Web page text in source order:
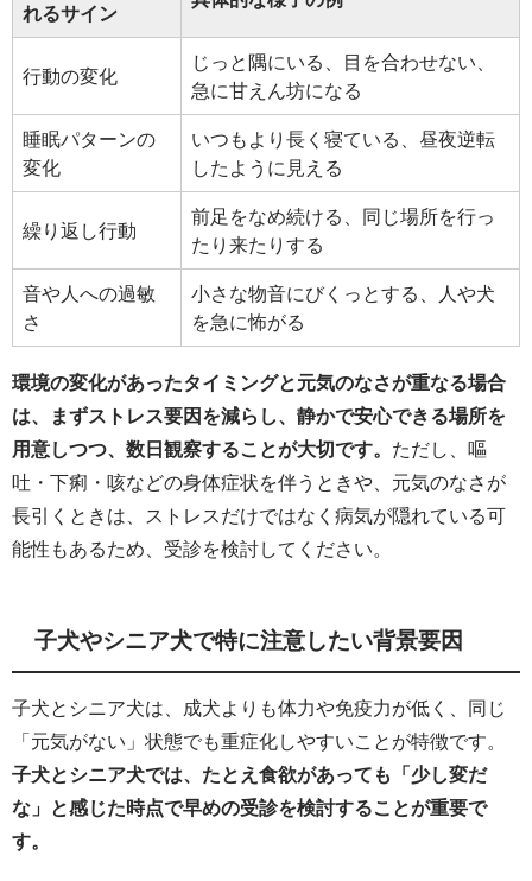
れるサイン
行動の変化
じっと隅にいる、目を合わせない、
急に甘えん坊になる
睡眠パターンの
変化
いつもより長く寝ている、昼夜逆転
したように見える
繰り返し行動
前足をなめ続ける、同じ場所を行っ
たり来たりする
音や人への過敏
さ
小さな物音にびくっとする、人や犬
を急に怖がる
環境の変化があったタイミングと元気のなさが重なる場合
は、まずストレス要因を減らし、静かで安心できる場所を
用意しつつ、数日観察することが大切です。 ただし、嘔
吐・下痢・咳などの身体症状を伴うときや、元気のなさが
長引くときは、ストレスだけではなく病気が隠れている可
能性もあるため、受診を検討してください。
子犬やシニア犬で特に注意したい背景要因
子犬とシニア犬は、成犬よりも体力や免疫力が低く、同じ
「元気がない」状態でも重症化しやすいことが特徴です。
子犬とシニア犬では、たとえ食欲があっても「少し変だ
な」と感じた時点で早めの受診を検討することが重要で
す。